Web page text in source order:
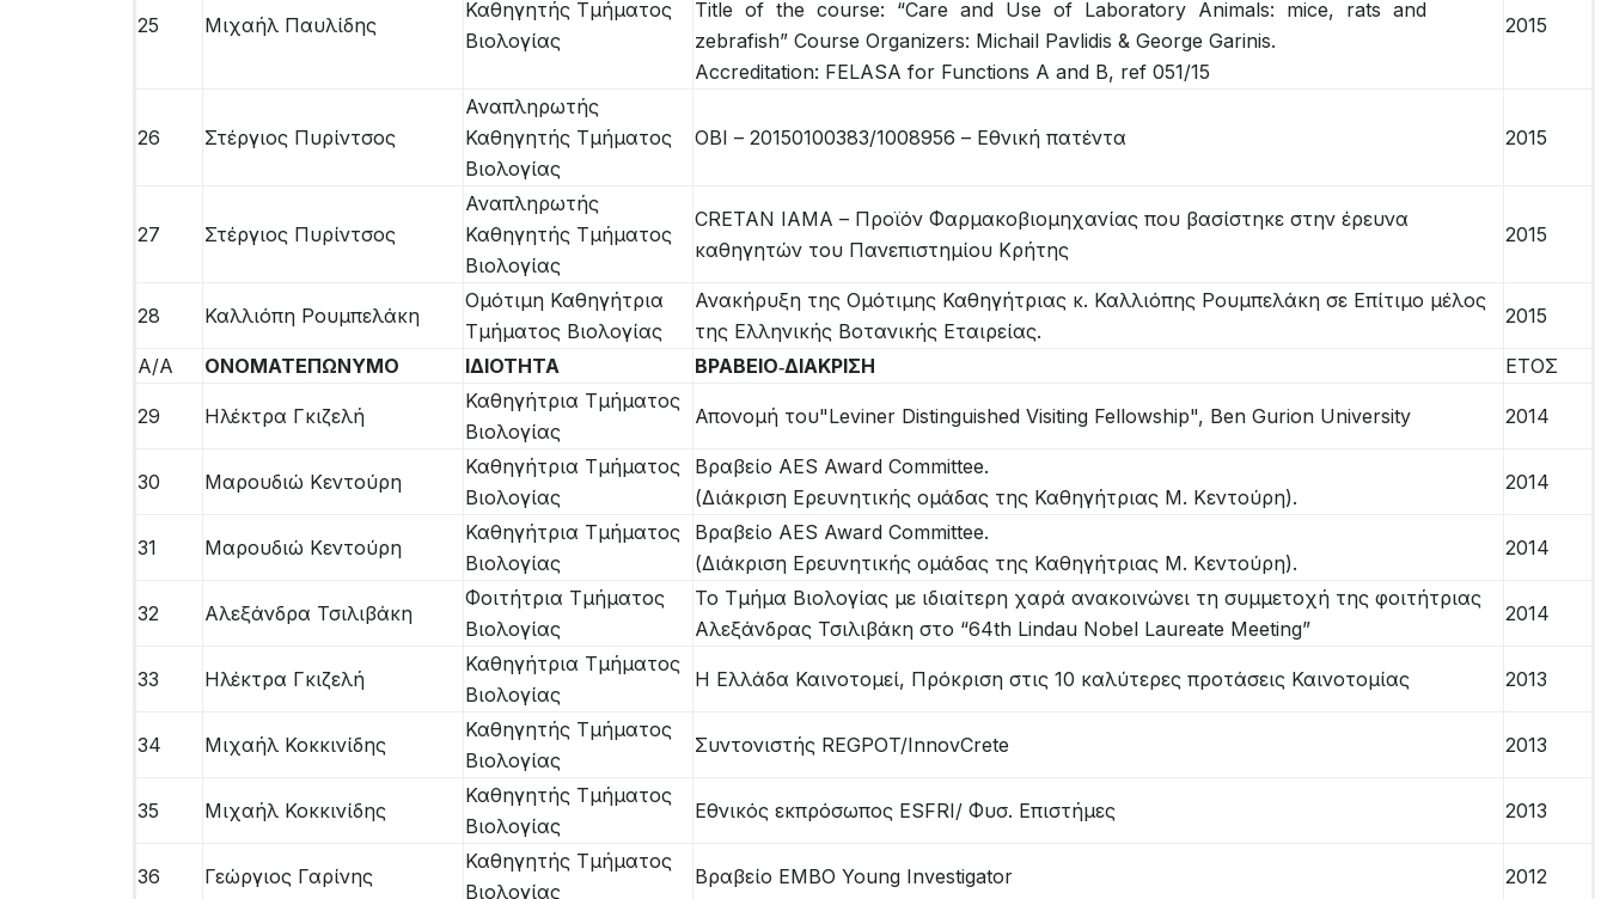
25 Μιχαήλ Παυλίδης
Καθηγητής Τμήματος
Βιολογίας
Title of the course: “Care and Use of Laboratory Animals: mice, rats and
zebrafish” Course Organizers: Michail Pavlidis & George Garinis.
Accreditation: FELASA for Functions A and B, ref 051/15
2015
26 Στέργιος Πυρίντσος
Αναπληρωτής
Καθηγητής Τμήματος
Βιολογίας
ΟΒΙ – 20150100383/1008956 – Εθνική πατέντα 2015
27 Στέργιος Πυρίντσος
Αναπληρωτής
Καθηγητής Τμήματος
Βιολογίας
CRETAN IAMA – Προϊόν Φαρμακοβιομηχανίας που βασίστηκε στην έρευνα
καθηγητών του Πανεπιστημίου Κρήτης
2015
28 Καλλιόπη Ρουμπελάκη
Ομότιμη Καθηγήτρια
Τμήματος Βιολογίας
Ανακήρυξη της Ομότιμης Καθηγήτριας κ. Καλλιόπης Ρουμπελάκη σε Επίτιμο μέλος
της Ελληνικής Βοτανικής Εταιρείας.
2015
Α/Α ΟΝΟΜΑΤΕΠΩΝΥΜΟ ΙΔΙΟΤΗΤΑ ΒΡΑΒΕΙΟ‐ΔΙΑΚΡΙΣΗ ΕΤΟΣ
29 Ηλέκτρα Γκιζελή
Καθηγήτρια Τμήματος
Βιολογίας
Απονομή του"Leviner Distinguished Visiting Fellowship", Ben Gurion University 2014
30 Μαρουδιώ Κεντούρη
Καθηγήτρια Τμήματος
Βιολογίας
Βραβείο AES Award Committee.
(Διάκριση Ερευνητικής ομάδας της Καθηγήτριας Μ. Κεντούρη).
2014
31 Μαρουδιώ Κεντούρη
Καθηγήτρια Τμήματος
Βιολογίας
Βραβείο AES Award Committee.
(Διάκριση Ερευνητικής ομάδας της Καθηγήτριας Μ. Κεντούρη).
2014
32 Αλεξάνδρα Τσιλιβάκη
Φοιτήτρια Τμήματος
Βιολογίας
Το Τμήμα Βιολογίας με ιδιαίτερη χαρά ανακοινώνει τη συμμετοχή της φοιτήτριας
Αλεξάνδρας Τσιλιβάκη στο “64th Lindau Nobel Laureate Meeting”
2014
33 Ηλέκτρα Γκιζελή
Καθηγήτρια Τμήματος
Βιολογίας
Η Ελλάδα Καινοτομεί, Πρόκριση στις 10 καλύτερες προτάσεις Καινοτομίας 2013
34 Μιχαήλ Κοκκινίδης
Καθηγητής Τμήματος
Βιολογίας
Συντονιστής REGPOT/InnovCrete 2013
35 Μιχαήλ Κοκκινίδης
Καθηγητής Τμήματος
Βιολογίας
Εθνικός εκπρόσωπος ΕSFRI/ Φυσ. Επιστήμες 2013
36 Γεώργιος Γαρίνης
Καθηγητής Τμήματος
Βιολογίας
Βραβείο EMBO Young Investigator 2012